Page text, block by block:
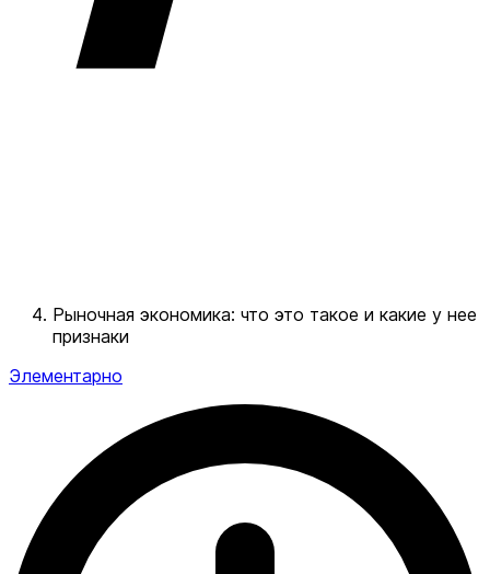
Рыночная экономика: что это такое и какие у нее
признаки
Элементарно